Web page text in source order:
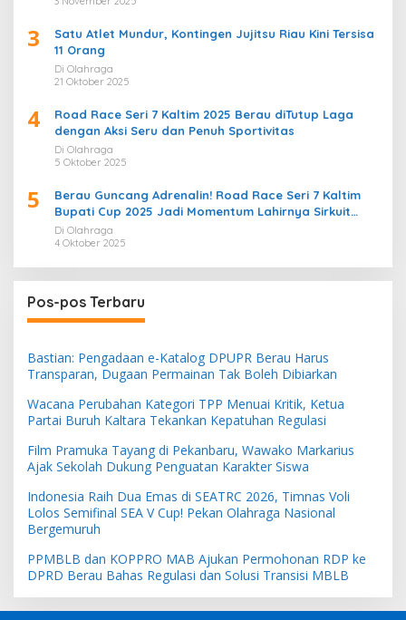
3
Satu Atlet Mundur, Kontingen Jujitsu Riau Kini Tersisa
11 Orang
Di Olahraga
21 Oktober 2025
4
Road Race Seri 7 Kaltim 2025 Berau diTutup Laga
dengan Aksi Seru dan Penuh Sportivitas
Di Olahraga
5 Oktober 2025
5
Berau Guncang Adrenalin! Road Race Seri 7 Kaltim
Bupati Cup 2025 Jadi Momentum Lahirnya Sirkuit
Permanen 2026
Di Olahraga
4 Oktober 2025
Pos-pos Terbaru
Bastian: Pengadaan e-Katalog DPUPR Berau Harus
Transparan, Dugaan Permainan Tak Boleh Dibiarkan
Wacana Perubahan Kategori TPP Menuai Kritik, Ketua
Partai Buruh Kaltara Tekankan Kepatuhan Regulasi
Film Pramuka Tayang di Pekanbaru, Wawako Markarius
Ajak Sekolah Dukung Penguatan Karakter Siswa
Indonesia Raih Dua Emas di SEATRC 2026, Timnas Voli
Lolos Semifinal SEA V Cup! Pekan Olahraga Nasional
Bergemuruh
PPMBLB dan KOPPRO MAB Ajukan Permohonan RDP ke
DPRD Berau Bahas Regulasi dan Solusi Transisi MBLB